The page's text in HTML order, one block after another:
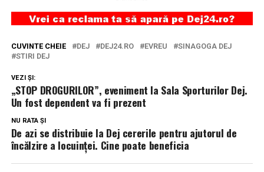
CUVINTE CHEIE DEJ DEJ24.RO EVREU
SINAGOGA DEJ
STIRI DEJ
VEZI ȘI:
„STOP DROGURILOR”, eveniment la Sala Sporturilor Dej.
Un fost dependent va fi prezent
NU RATA ȘI
De azi se distribuie la Dej cererile pentru ajutorul de
încălzire a locuinței. Cine poate beneficia